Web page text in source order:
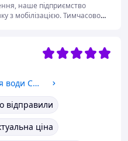
наше підприємство
з мобілізацією. Тимчасово
Електромагнітний клапан для води CEME 5510, 1/8", НЗ, 2 мм, 90 °C, 220 В, нормально закритий, прямої дії.
відправили
ціна